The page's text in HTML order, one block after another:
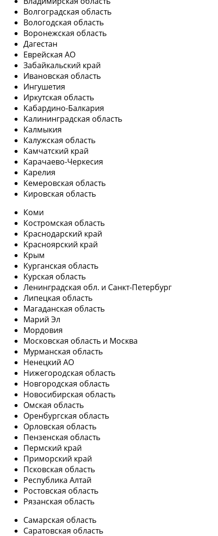
Волгоградская область
Вологодская область
Воронежская область
Дагестан
Еврейская АО
Забайкальский край
Ивановская область
Ингушетия
Иркутская область
Кабардино-Балкария
Калининградская область
Калмыкия
Калужская область
Камчатский край
Карачаево-Черкесия
Карелия
Кемеровская область
Кировская область
Коми
Костромская область
Краснодарский край
Красноярский край
Крым
Курганская область
Курская область
Ленинградская обл. и Санкт-Петербург
Липецкая область
Магаданская область
Марий Эл
Мордовия
Московская область и Москва
Мурманская область
Ненецкий АО
Нижегородская область
Новгородская область
Новосибирская область
Омская область
Оренбургская область
Орловская область
Пензенская область
Пермский край
Приморский край
Псковская область
Республика Алтай
Ростовская область
Рязанская область
Самарская область
Саратовская область